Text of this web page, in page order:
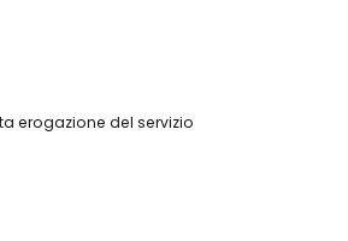
erogazione del servizio